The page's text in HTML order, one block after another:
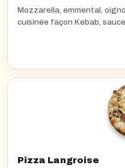
Mozzarella, emmental,
cuisinée façon Kebab,
Pizza Langroise